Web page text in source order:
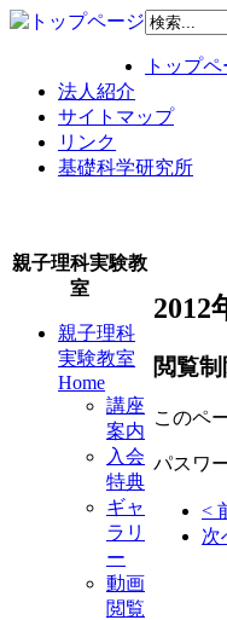
トップ
法人紹介
サイトマップ
リンク
基礎科学研究所
親子理科実験教
室
親子理科
実験教室
Home
講座
案内
入会
特典
ギャ
ラリ
ー
動画
閲覧
2012
閲覧
このペ
パスワ
<
次